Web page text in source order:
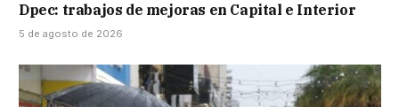
Dpec: trabajos de mejoras en Capital e Interior
5 de agosto de 2026